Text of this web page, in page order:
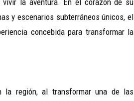
vivir la aventura. En el corazón de su
y escenarios subterráneos únicos, el
concebida para transformar la
la región, al transformar una de las